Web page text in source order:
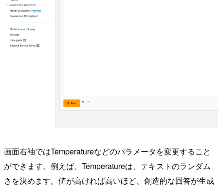
画面右袖ではTemperatureなどのパラメータを変更すること
ができます。例えば、Temperatureは、テキストのランダム
さを決めます。値が高ければ高いほど、創造的な回答が生成